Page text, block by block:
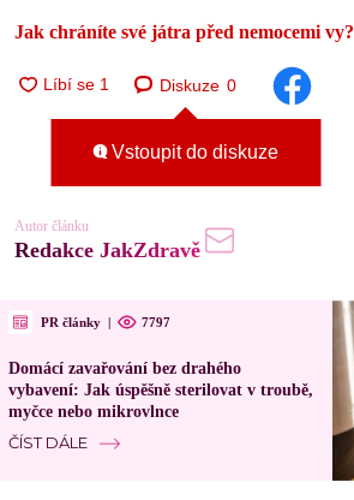
Jak chráníte své játra před nemocemi vy?
Diskuze 0
Vstoupit do diskuze
Autor článku
Redakce JakZdravě
PR články | 7797
Domácí zavařování bez drahého
vybavení: Jak úspěšně sterilovat v troubě,
myčce nebo mikrovlnce
ČÍST DÁLE